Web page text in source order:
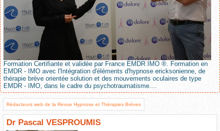
Formation Certifiante et validée par France EMDR IMO ®. Formation en
EMDR - IMO avec l'Intégration d'éléments d'hypnose ericksonienne, de
thérapie brève orientée solution et des mouvements oculaires de type
EMDR - IMO, dans le cadre du psychotraumatisme....
Rédacteurs web de la Revue Hypnose et Thérapies Brèves
Dr Pascal VESPROUMIS